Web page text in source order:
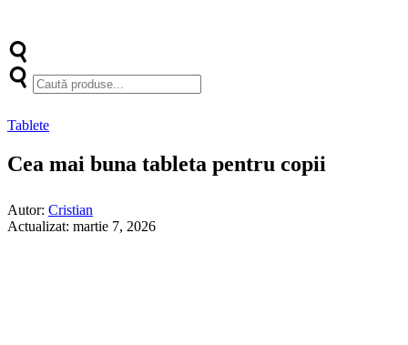
Tablete
Cea mai buna tableta pentru copii
Autor: Cristian
Actualizat: martie 7, 2026